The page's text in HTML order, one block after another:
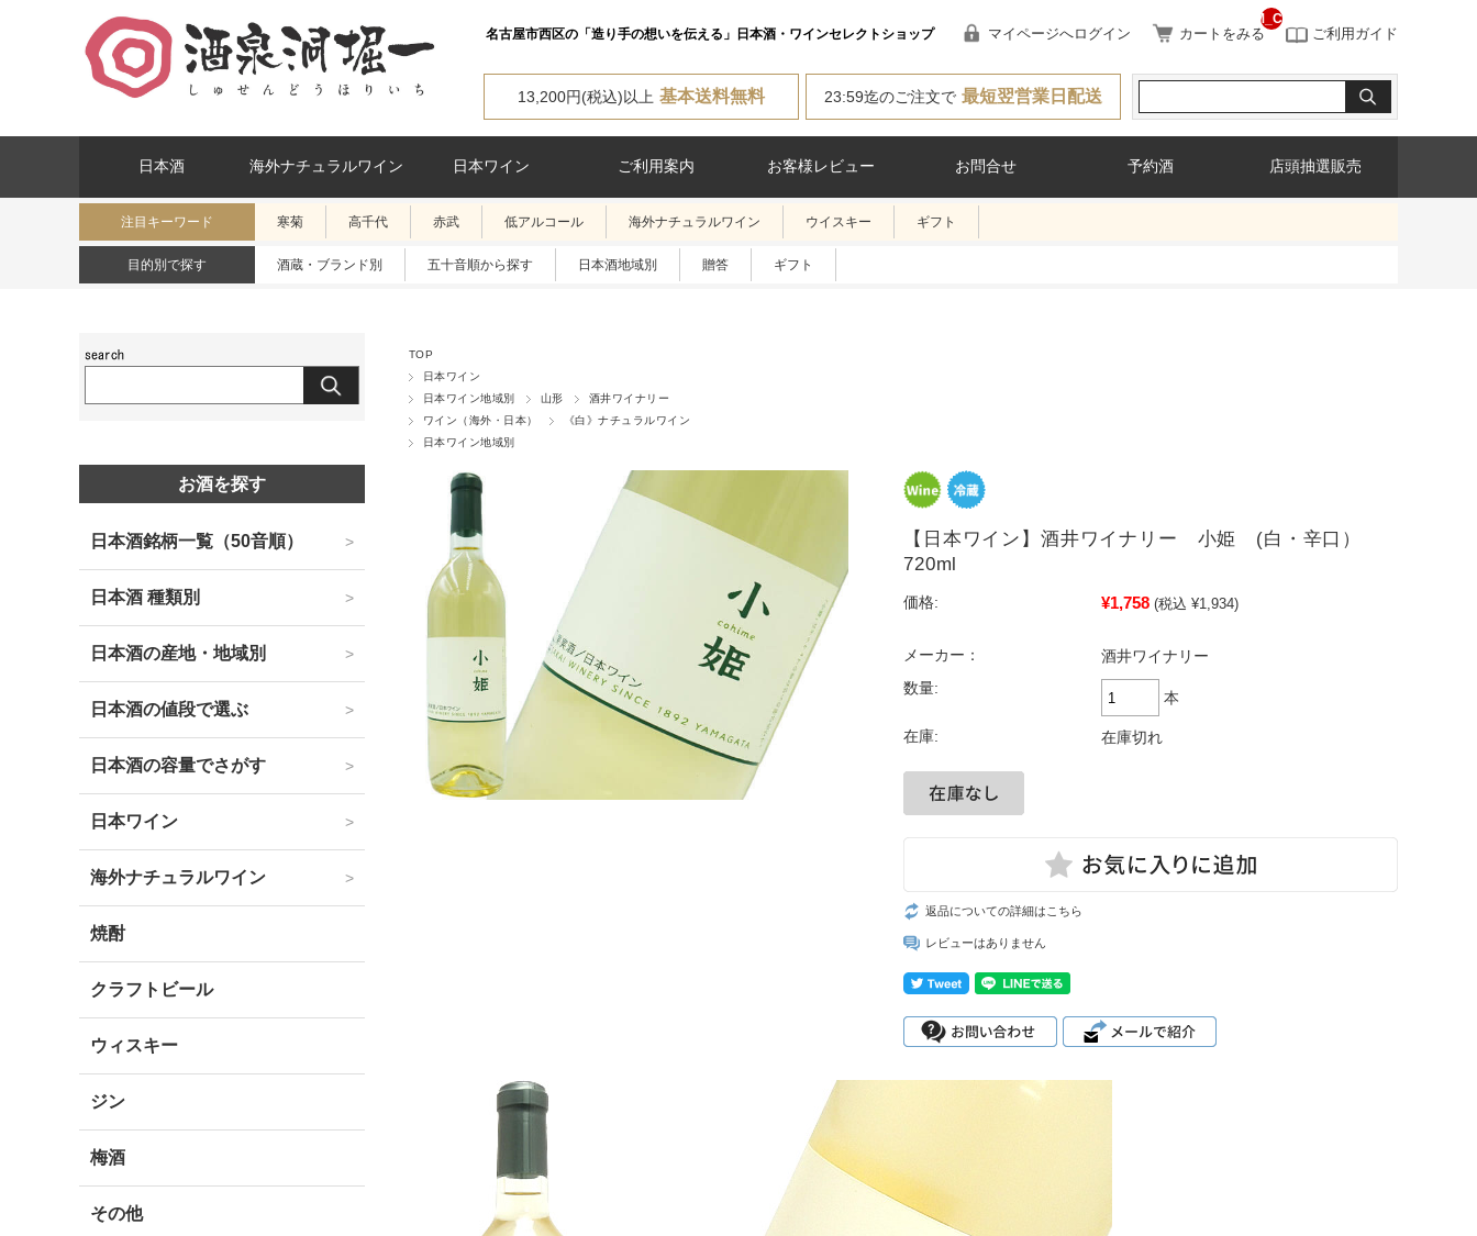
名古屋市西区の「造り手の想いを伝える」日本酒・ワインセレクトショップ マイページへログイン カートをみる
__ITM_CNT__
ご利用ガイド
13,200円(税込)以上 基本送料無料 23:59迄のご注文で 最短翌営業日配送
日本酒 海外ナチュラルワイン 日本ワイン ご利用案内 お客様レビュー お問合せ 予約酒 店頭抽選販売
注目キーワード 寒菊 高千代 赤武 低アルコール 海外ナチュラルワイン ウイスキー ギフト
目的別で探す 酒蔵・ブランド別 五十音順から探す 日本酒地域別 贈答 ギフト
TOP
日本ワイン
日本ワイン地域別
山形
酒井ワイナリー
ワイン（海外・日本）
《白》ナチュラルワイン
日本ワイン地域別
【日本ワイン】酒井ワイナリー 小姫 (白・辛口）
720ml
価格: ¥1,758 (税込 ¥1,934)
メーカー：
酒井ワイナリー
数量:
本
在庫: 在庫切れ
返品についての詳細はこちら
レビューはありません
お酒を探す
日本酒銘柄一覧（50音順）
日本酒 種類別
日本酒の産地・地域別
日本酒の値段で選ぶ
日本酒の容量でさがす
日本ワイン
海外ナチュラルワイン
焼酎
クラフトビール
ウィスキー
ジン
梅酒
その他